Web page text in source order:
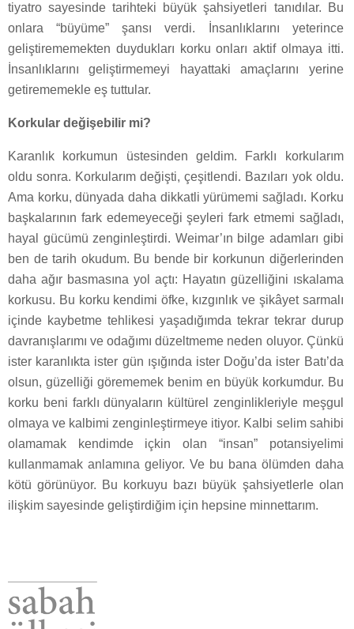
tiyatro sayesinde tarihteki büyük şahsiyetleri tanıdılar. Bu
onlara “büyüme” şansı verdi. İnsanlıklarını yeterince
geliştirememekten duydukları korku onları aktif olmaya itti.
İnsanlıklarını geliştirmemeyi hayattaki amaçlarını yerine
getirememekle eş tuttular.
Korkular değişebilir mi?
Karanlık korkumun üstesinden geldim. Farklı korkularım
oldu sonra. Korkularım değişti, çeşitlendi. Bazıları yok oldu.
Ama korku, dünyada daha dikkatli yürümemi sağladı. Korku
başkalarının fark edemeyeceği şeyleri fark etmemi sağladı,
hayal gücümü zenginleştirdi. Weimar’ın bilge adamları gibi
ben de tarih okudum. Bu bende bir korkunun diğerlerinden
daha ağır basmasına yol açtı: Hayatın güzelliğini ıskalama
korkusu. Bu korku kendimi öfke, kızgınlık ve şikâyet sarmalı
içinde kaybetme tehlikesi yaşadığımda tekrar tekrar durup
davranışlarımı ve odağımı düzeltmeme neden oluyor. Çünkü
ister karanlıkta ister gün ışığında ister Doğu’da ister Batı’da
olsun, güzelliği görememek benim en büyük korkumdur. Bu
korku beni farklı dünyaların kültürel zenginlikleriyle meşgul
olmaya ve kalbimi zenginleştirmeye itiyor. Kalbi selim sahibi
olamamak kendimde içkin olan “insan” potansiyelimi
kullanmamak anlamına geliyor. Ve bu bana ölümden daha
kötü görünüyor. Bu korkuyu bazı büyük şahsiyetlerle olan
ilişkim sayesinde geliştirdiğim için hepsine minnettarım.